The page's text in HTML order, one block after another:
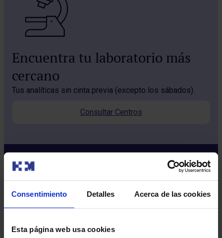
Consentimiento Detalles Acerca de las cookies
Esta página web usa cookies
Encuentra tu laboratorio más
cercano
Tus analíticas sin cinta previa (excepto los sábados).
Consultar Centros